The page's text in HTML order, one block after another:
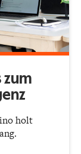
zum
holt